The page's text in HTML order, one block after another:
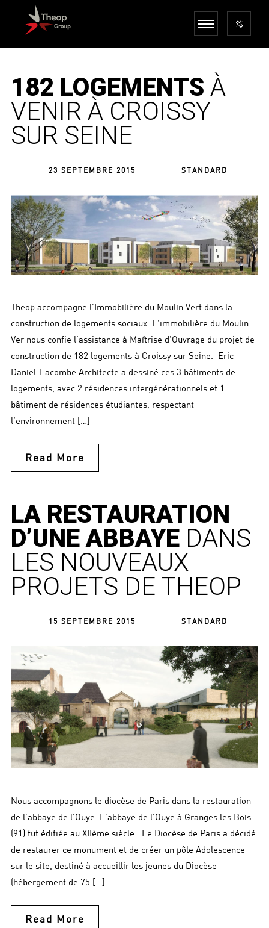
182 LOGEMENTS À
VENIR À CROISSY
SUR SEINE
23 SEPTEMBRE 2015 STANDARD
Theop accompagne l’Immobilière du Moulin Vert dans la
construction de logements sociaux. L’immobilière du Moulin
Ver nous confie l’assistance à Maîtrise d’Ouvrage du projet de
construction de 182 logements à Croissy sur Seine. Eric
Daniel-Lacombe Architecte a dessiné ces 3 bâtiments de
logements, avec 2 résidences intergénérationnels et 1
bâtiment de résidences étudiantes, respectant
l’environnement […]
Read More
LA RESTAURATION
D’UNE ABBAYEDANS
LES NOUVEAUX
PROJETS DE THEOP
15 SEPTEMBRE 2015 STANDARD
Nous accompagnons le diocèse de Paris dans la restauration
de l’abbaye de l’Ouye. L’abbaye de l’Ouye à Granges les Bois
(91) fut édifiée au XIIème siècle. Le Diocèse de Paris a décidé
de restaurer ce monument et de créer un pôle Adolescence
sur le site, destiné à accueillir les jeunes du Diocèse
(hébergement de 75 […]
Read More